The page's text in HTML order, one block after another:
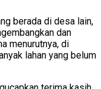
berada di desa lain,
dan
menurutnya, di
lahan yang belum